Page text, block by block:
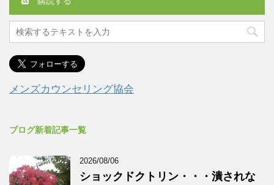
メンズカウンセリング協会
ブログ新着記事一覧
2026/08/06
ショックドクトリン・・・潰されな